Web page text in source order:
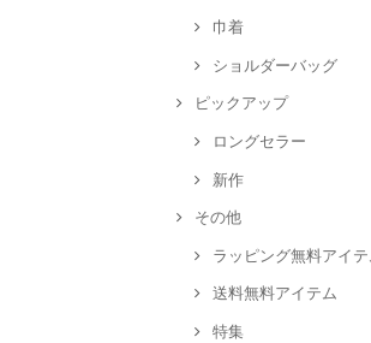
巾着
ショルダーバッグ
ピックアップ
ロングセラー
新作
その他
ラッピング無料アイテ
送料無料アイテム
特集